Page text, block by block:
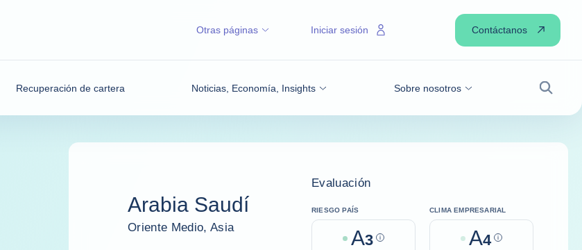
Recuperación de cartera Noticias, Economía, Insights Sobre nosotros
Buscar
Otras páginas Iniciar sesión Contáctanos
Arabia Saudí
Oriente Medio, Asia
Evaluación
RIESGO PAÍS
A3 Help
CLIMA EMPRESARIAL
A4 Help